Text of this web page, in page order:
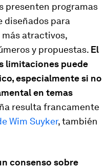
presenten programas
diseñados para
atractivos,
y propuestas. El
limitaciones puede
especialmente si no
en temas
resulta francamente
Wim Suyker, también
consenso sobre